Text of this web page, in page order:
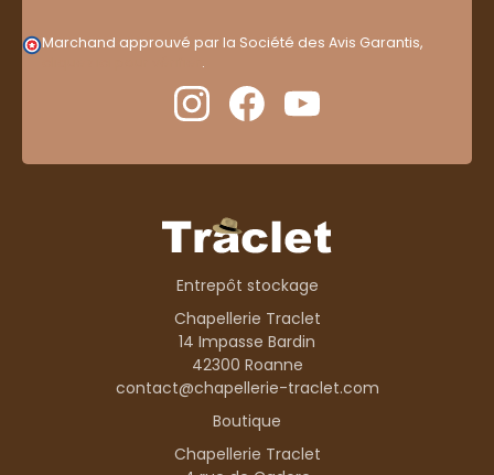
Marchand approuvé par la Société des Avis Garantis,
.
Entrepôt stockage
Chapellerie Traclet
14 Impasse Bardin
42300 Roanne
contact@chapellerie-traclet.com
Boutique
Chapellerie Traclet